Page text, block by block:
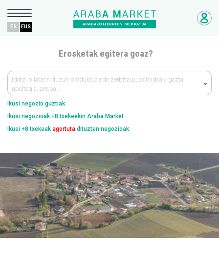
ARABAKO HERRIEN MERKATUA
ES EUS
Erosketak egitera goaz?
Idatzi bilatzen duzun produktua edo zerbitzua, adibideak; gazta,
upeltegia, arropa…
Ikusi negozio guztiak
Ikusi negozioak +8 txekeekin Araba Market
Ikusi +8 txekeak agortuta dituzten negozioak